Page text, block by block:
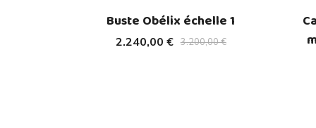
3.200,00 €
2.240,00 €
Buste Obélix échelle 1